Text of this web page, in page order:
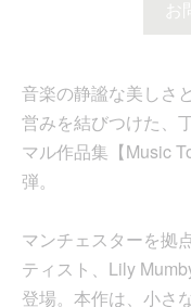
音楽の静謐な美しさ
営みを結びつけた、
マル作品集【Music
弾。
マンチェスターを拠
ティスト、Lily
登場。本作は、小さ